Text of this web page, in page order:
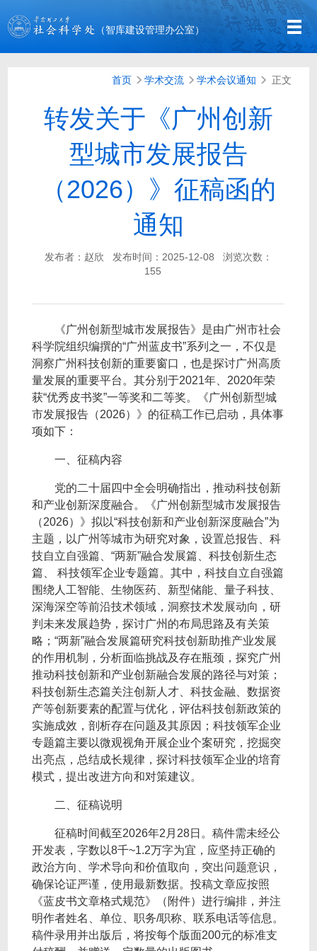
（智库建设管理办公室）
首页 学术交流 学术会议通知 正文
转发关于《广州创新
型城市发展报告
（2026）》征稿函的
通知
发布者：赵欣 发布时间：2025-12-08
浏览次数：
155
《广州创新型城市发展报告》是由广州市社会
科学院组织编撰的“广州蓝皮书”系列之一，不仅是
洞察广州科技创新的重要窗口，也是探讨广州高质
量发展的重要平台。其分别于2021年、2020年荣
获“优秀皮书奖”一等奖和二等奖。《广州创新型城
市发展报告（2026）》的征稿工作已启动，具体事
项如下：
一、征稿内容
党的二十届四中全会明确指出，推动科技创新
和产业创新深度融合。《广州创新型城市发展报告
（2026）》拟以“科技创新和产业创新深度融合”为
主题，以广州等城市为研究对象，设置总报告、科
技自立自强篇、“两新”融合发展篇、科技创新生态
篇、 科技领军企业专题篇。其中，科技自立自强篇
围绕人工智能、生物医药、新型储能、量子科技、
深海深空等前沿技术领域，洞察技术发展动向，研
判未来发展趋势，探讨广州的布局思路及有关策
略；“两新”融合发展篇研究科技创新助推产业发展
的作用机制，分析面临挑战及存在瓶颈，探究广州
推动科技创新和产业创新融合发展的路径与对策；
科技创新生态篇关注创新人才、科技金融、数据资
产等创新要素的配置与优化，评估科技创新政策的
实施成效，剖析存在问题及其原因；科技领军企业
专题篇主要以微观视角开展企业个案研究，挖掘突
出亮点，总结成长规律，探讨科技领军企业的培育
模式，提出改进方向和对策建议。
二、征稿说明
征稿时间截至2026年2月28日。稿件需未经公
开发表，字数以8千~1.2万字为宜，应坚持正确的
政治方向、学术导向和价值取向，突出问题意识，
确保论证严谨，使用最新数据。投稿文章应按照
《蓝皮书文章格式规范》（ 附件）进行编排，并注
明作者姓名、单位、职务/职称、联系电话等信息。
稿件录用并出版后，将按每个版面200元的标准支